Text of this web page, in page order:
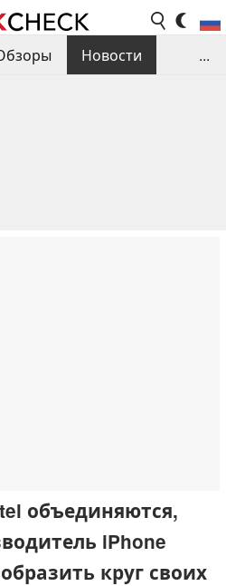
Новости
...
объединяются,
iPhone
круг своих